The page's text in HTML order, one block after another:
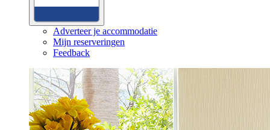
Adverteer je accommodatie
Mijn reserveringen
Feedback